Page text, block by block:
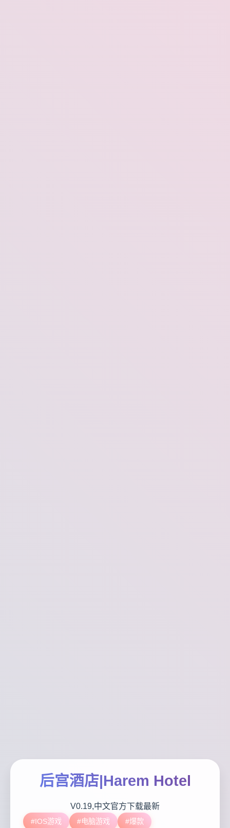
后宫酒店|Harem Hotel
V0.19,中文官方下载最新
#IOS游戏 #电脑游戏 #爆款